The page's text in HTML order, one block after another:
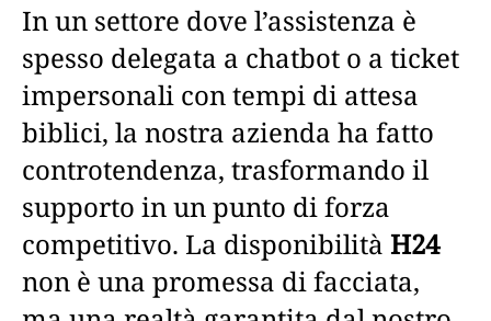
In un settore dove l’assistenza è
spesso delegata a chatbot o a ticket
impersonali con tempi di attesa
biblici, la nostra azienda ha fatto
controtendenza, trasformando il
supporto in un punto di forza
competitivo. La disponibilità H24
non è una promessa di facciata,